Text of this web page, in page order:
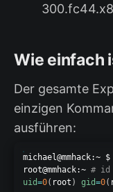
Wie einfach
Der gesamte
einzigen
ausführen:
michael@mmhack:~ $
root@mmhack:~ # id
uid=0( root ) gid=0(